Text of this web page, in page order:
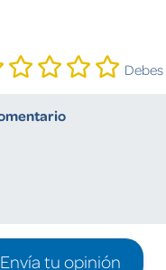
Envía tu opinión